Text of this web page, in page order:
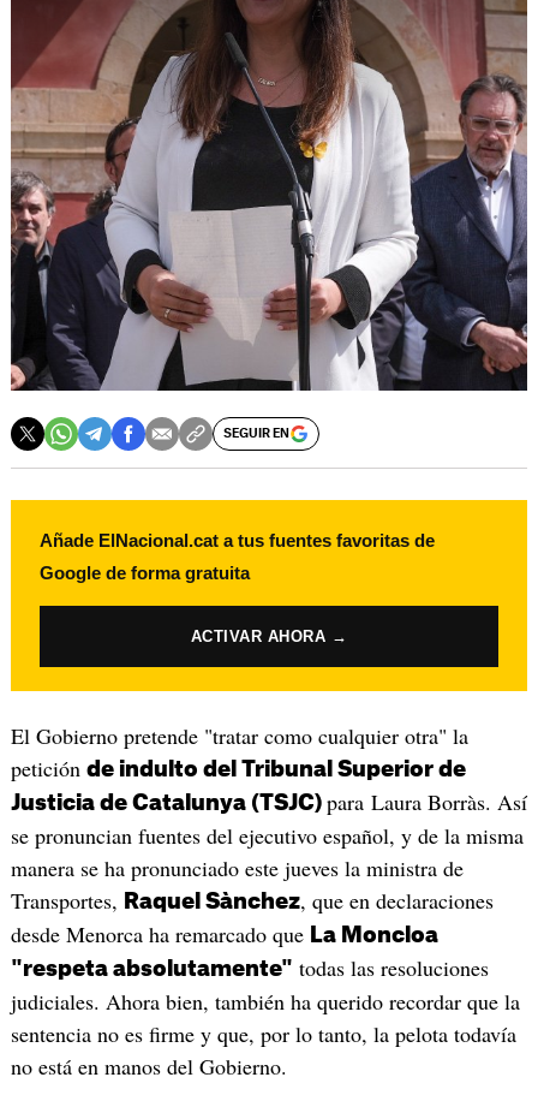
SEGUIR EN
Añade ElNacional.cat a tus fuentes favoritas de
Google de forma gratuita
ACTIVAR AHORA →
El Gobierno pretende "tratar como cualquier otra" la
petición de indulto del Tribunal Superior de
Justicia de Catalunya (TSJC) para Laura Borràs. Así
se pronuncian fuentes del ejecutivo español, y de la misma
manera se ha pronunciado este jueves la ministra de
Transportes, Raquel Sànchez, que en declaraciones
desde Menorca ha remarcado que La Moncloa
"respeta absolutamente" todas las resoluciones
judiciales. Ahora bien, también ha querido recordar que la
sentencia no es firme y que, por lo tanto, la pelota todavía
no está en manos del Gobierno.